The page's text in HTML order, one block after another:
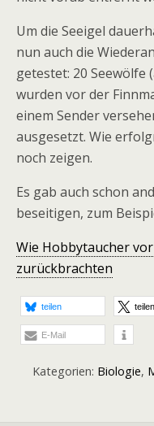
Um die Seeigel
nun auch die
getestet: 20 Seewölfe
wurden vor der
einem Sender
ausgesetzt. Wie
noch zeigen.
Es gab auch schon
beseitigen, zum
Wie Hobbytaucher
zurückbrachten
teilen teilen
E-Mail
Kategorien: Biologie,